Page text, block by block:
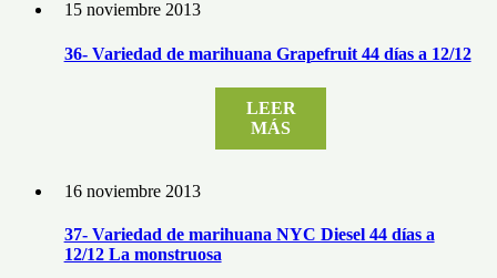
15 noviembre 2013
36- Variedad de marihuana Grapefruit 44 días a 12/12
LEER
MÁS
16 noviembre 2013
37- Variedad de marihuana NYC Diesel 44 días a
12/12 La monstruosa